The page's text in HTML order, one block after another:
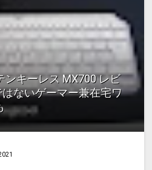
ンキーレス MX700 レビ
ないゲーマー兼在宅ワ